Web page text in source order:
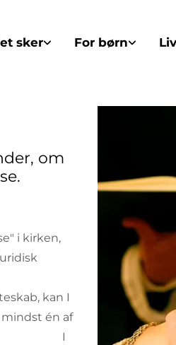
sker For børn
om
i kirken,
og tid.
kan I
mindst én af
I